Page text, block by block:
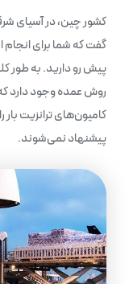
کشور چین، در آسیای
گفت که شما برای انجام
پیش رو دارید. به طور
روش عمده وجود دارد
کامیون‌های ترانزیت بار
پیشنهاد نمی‌شوند.